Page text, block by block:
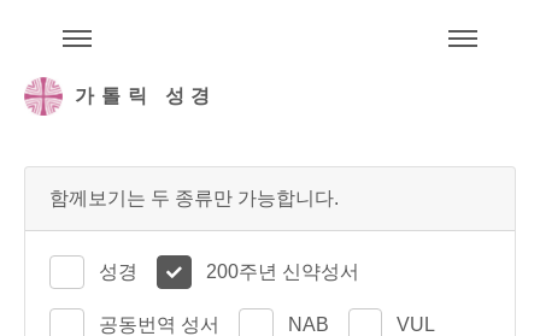
가톨릭 성경
함께보기는 두 종류만 가능합니다.
성경 200주년 신약성서
공동번역 성서 NAB VUL